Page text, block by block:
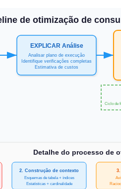
de otimização de
EXPLICAR Análise
Analisar plano de execução
Identifique verificações completas
Estimativa de custos
Ciclo de
Detalhe do processo de
2. Construção de contexto
Esquemas de tabela + índices
Estatísticas + cardinalidade